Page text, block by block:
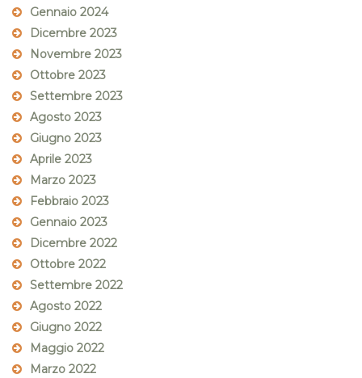
Gennaio 2024
Dicembre 2023
Novembre 2023
Ottobre 2023
Settembre 2023
Agosto 2023
Giugno 2023
Aprile 2023
Marzo 2023
Febbraio 2023
Gennaio 2023
Dicembre 2022
Ottobre 2022
Settembre 2022
Agosto 2022
Giugno 2022
Maggio 2022
Marzo 2022